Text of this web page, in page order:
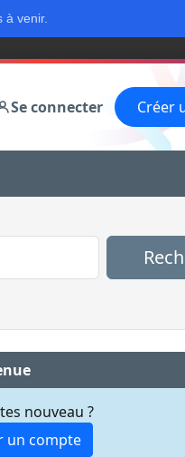
à venir.
Se connecter Créer
nouveau ?
un compte